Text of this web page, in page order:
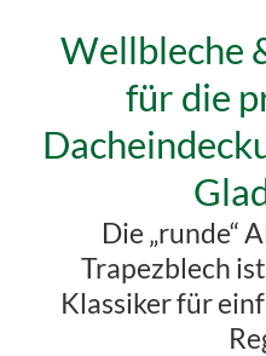
Wellbleche
für die
Die „runde“
Trapezblech
Klassiker für